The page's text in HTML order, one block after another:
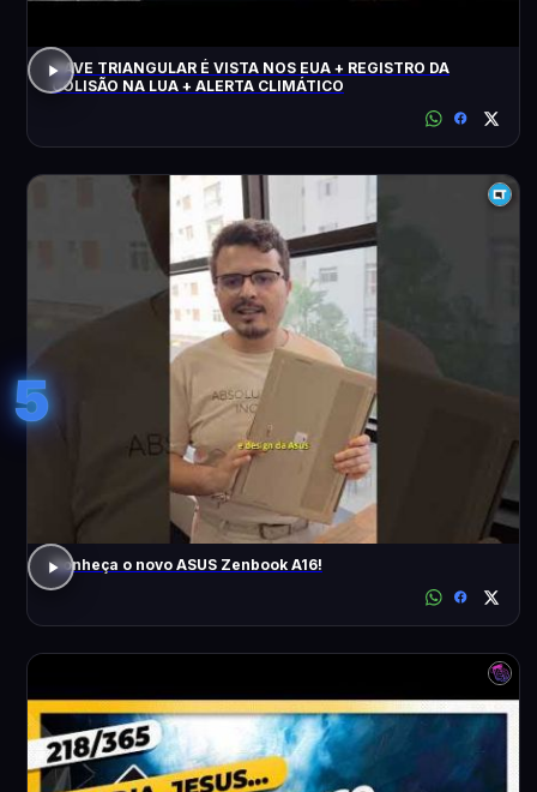
NAVE TRIANGULAR É VISTA NOS EUA + REGISTRO DA
COLISÃO NA LUA + ALERTA CLIMÁTICO
5
Conheça o novo ASUS Zenbook A16!